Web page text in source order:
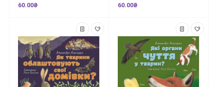
60.00₴ 60.00₴